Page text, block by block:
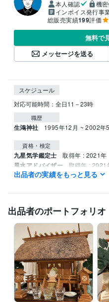
本人確認
機
インボイス発行事
総販売実績199評価
無料で
メッセージを送る
スケジュール
職歴
生鴻神社 1995年12月 ~ 2002年
資格・検定
九星気学鑑定士 取得年 : 2021年
風水アドバイザー 取得年 : 2021
姓名判断鑑定士 取得年 : 2022年
調理師 取得年 : 1990年
その他ツール
神道行者（神道指紋易・神霊伺
霊相（霊視・除霊・浄霊等）:28年
霊理姓名学判断（鑑定）:27年
得意分野
占い 九星気学鑑定 病気平癒（
故人供養
九星気学 方位学 運命学 占い
供養
出品者の実績をもっと見る
出品者のポートフォリオ